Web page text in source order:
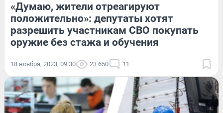
«Думаю, жители отреагируют
положительно»: депутаты хотят
разрешить участникам СВО покупать
оружие без стажа и обучения
18 ноября, 2023, 09:30 23 650 11